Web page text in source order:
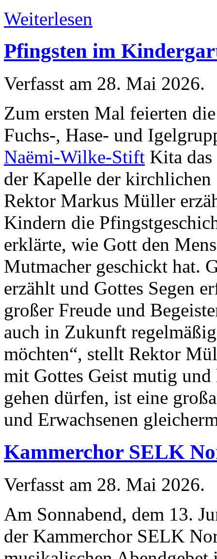
Weiterlesen
Pfingsten im
Verfasst am 28. Mai 2026.
Zum ersten Mal feierten
Fuchs-, Hase- und
Naëmi-Wilke-Stift Kita
der Kapelle der
Rektor Markus Müller
Kindern die
erklärte, wie Gott den
Mutmacher geschickt hat.
erzählt und Gottes Segen
großer Freude und
auch in Zukunft
möchten“, stellt Rektor
mit Gottes Geist mutig
gehen dürfen, ist eine
und Erwachsenen
Kammerchor SELK
Verfasst am 28. Mai 2026.
Am Sonnabend, dem 13.
der Kammerchor SELK